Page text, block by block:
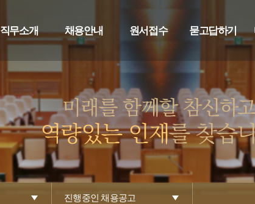
직무소개 채용안내 원서접수 묻고답하기
진행중인 채용공고